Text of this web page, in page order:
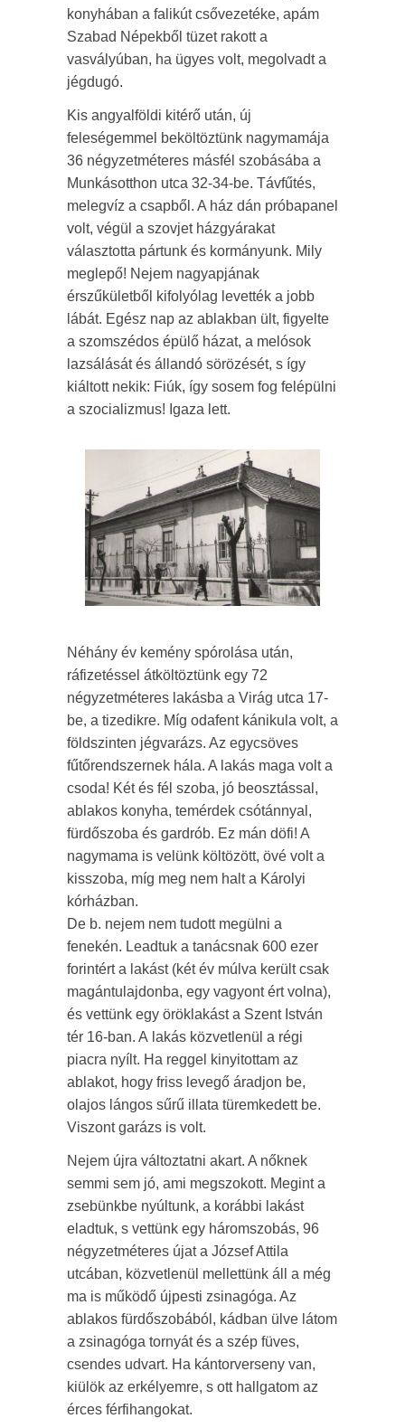
konyhában a falikút csővezetéke, apám
Szabad Népekből tüzet rakott a
vasvályúban, ha ügyes volt, megolvadt a
jégdugó.
Kis angyalföldi kitérő után, új
feleségemmel beköltöztünk nagymamája
36 négyzetméteres másfél szobásába a
Munkásotthon utca 32-34-be. Távfűtés,
melegvíz a csapből. A ház dán próbapanel
volt, végül a szovjet házgyárakat
választotta pártunk és kormányunk. Mily
meglepő! Nejem nagyapjának
érszűkületből kifolyólag levették a jobb
lábát. Egész nap az ablakban ült, figyelte
a szomszédos épülő házat, a melósok
lazsálását és állandó sörözését, s így
kiáltott nekik: Fiúk, így sosem fog felépülni
a szocializmus! Igaza lett.
Néhány év kemény spórolása után,
ráfizetéssel átköltöztünk egy 72
négyzetméteres lakásba a Virág utca 17-
be, a tizedikre. Míg odafent kánikula volt, a
földszinten jégvarázs. Az egycsöves
fűtőrendszernek hála. A lakás maga volt a
csoda! Két és fél szoba, jó beosztással,
ablakos konyha, temérdek csótánnyal,
fürdőszoba és gardrób. Ez mán döfi! A
nagymama is velünk költözött, övé volt a
kisszoba, míg meg nem halt a Károlyi
kórházban.
De b. nejem nem tudott megülni a
fenekén. Leadtuk a tanácsnak 600 ezer
forintért a lakást (két év múlva került csak
magántulajdonba, egy vagyont ért volna),
és vettünk egy öröklakást a Szent István
tér 16-ban. A lakás közvetlenül a régi
piacra nyílt. Ha reggel kinyitottam az
ablakot, hogy friss levegő áradjon be,
olajos lángos sűrű illata türemkedett be.
Viszont garázs is volt.
Nejem újra változtatni akart. A nőknek
semmi sem jó, ami megszokott. Megint a
zsebünkbe nyúltunk, a korábbi lakást
eladtuk, s vettünk egy háromszobás, 96
négyzetméteres újat a József Attila
utcában, közvetlenül mellettünk áll a még
ma is működő újpesti zsinagóga. Az
ablakos fürdőszobából, kádban ülve látom
a zsinagóga tornyát és a szép füves,
csendes udvart. Ha kántorverseny van,
kiülök az erkélyemre, s ott hallgatom az
érces férfihangokat.